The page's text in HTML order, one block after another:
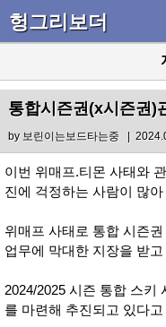
헝그리보더
통합시즌권(x시즌권)
by 보린이는보드타는중|
이번 위매프.티몬 사태와
진에 걱정하는 사람이 많
위매프 사태로 통합 시즌
업무에 막대한 지장을 받
2024/2025 시즌 통합 스키
를 마련해 추진되고 있다